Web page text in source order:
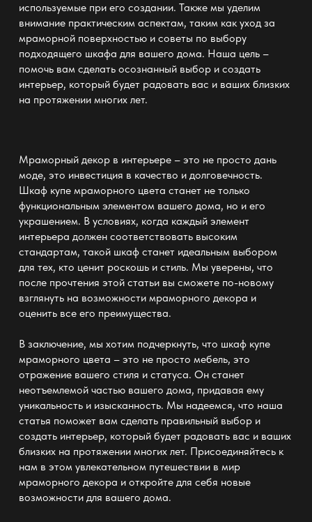
используемые при его создании. Также мы уделим
внимание практическим аспектам, таким как уход за
мраморной поверхностью и советы по выбору
подходящего шкафа для вашего дома. Наша цель –
помочь вам сделать осознанный выбор и создать
интерьер, который будет радовать вас и ваших близких
на протяжении многих лет.
Мраморный декор в интерьере – это не просто дань
моде, это инвестиция в качество и долговечность.
Шкаф купе мраморного цвета станет не только
функциональным элементом вашего дома, но и его
украшением. В условиях, когда каждый элемент
интерьера должен соответствовать высоким
стандартам, такой шкаф станет идеальным выбором
для тех, кто ценит роскошь и стиль. Мы уверены, что
после прочтения этой статьи вы сможете по-новому
взглянуть на возможности мраморного декора и
оценить все его преимущества.
В заключение, мы хотим подчеркнуть, что шкаф купе
мраморного цвета – это не просто мебель, это
отражение вашего стиля и статуса. Он станет
неотъемлемой частью вашего дома, придавая ему
уникальность и изысканность. Мы надеемся, что наша
статья поможет вам сделать правильный выбор и
создать интерьер, который будет радовать вас и ваших
близких на протяжении многих лет. Присоединяйтесь к
нам в этом увлекательном путешествии в мир
мраморного декора и откройте для себя новые
возможности для вашего дома.